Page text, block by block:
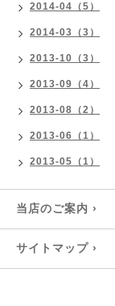
2014-04（5）
2014-03（3）
2013-10（3）
2013-09（4）
2013-08（2）
2013-06（1）
2013-05（1）
当店のご案内 ›
サイトマップ ›